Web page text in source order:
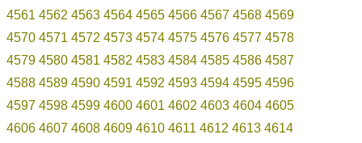
4561 4562 4563 4564 4565 4566 4567 4568 4569
4570 4571 4572 4573 4574 4575 4576 4577 4578
4579 4580 4581 4582 4583 4584 4585 4586 4587
4588 4589 4590 4591 4592 4593 4594 4595 4596
4597 4598 4599 4600 4601 4602 4603 4604 4605
4606 4607 4608 4609 4610 4611 4612 4613 4614